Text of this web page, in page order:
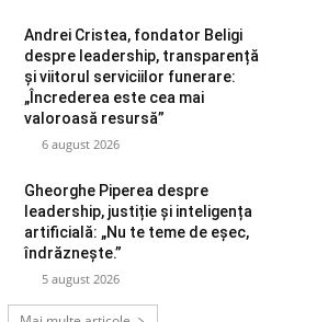
Andrei Cristea, fondator Beligi
despre leadership, transparență
și viitorul serviciilor funerare:
„Încrederea este cea mai
valoroasă resursă”
6 august 2026
Gheorghe Piperea despre
leadership, justiție și inteligența
artificială: „Nu te teme de eșec,
îndrăznește.”
5 august 2026